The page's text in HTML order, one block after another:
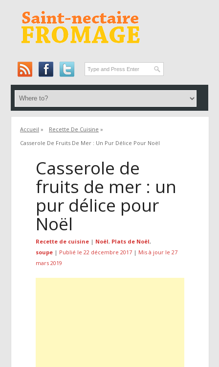
Accueil » Recette De Cuisine »
Casserole De Fruits De Mer : Un Pur Délice Pour Noël
Casserole de
fruits de mer : un
pur délice pour
Noël
Recette de cuisine | Noël, Plats de Noël,
soupe | Publié le 22 décembre 2017 | Mis à jour le 27
mars 2019